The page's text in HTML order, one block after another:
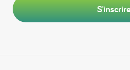
S'inscrire